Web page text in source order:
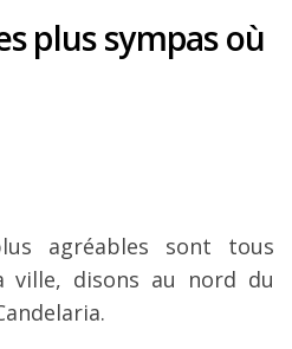
plus sympas où
agréables sont tous
ville, disons au nord du